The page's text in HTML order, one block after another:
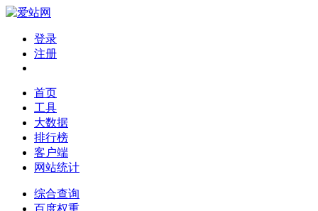
登录
注册
首页
工具
大数据
排行榜
客户端
网站统计
综合查询
百度权重